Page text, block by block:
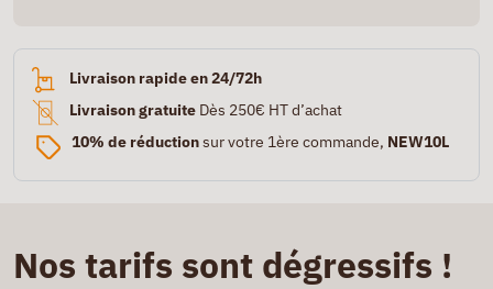
Livraison rapide en 24/72h
Livraison gratuite Dès 250€ HT d’achat
10% de réductionsur votre 1ère commande, NEW10L
Nos tarifs sont dégressifs !